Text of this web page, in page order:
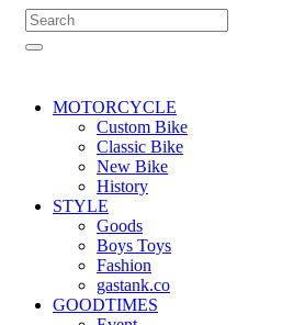
MOTORCYCLE
Custom Bike
Classic Bike
New Bike
History
STYLE
Goods
Boys Toys
Fashion
gastank.co
GOODTIMES